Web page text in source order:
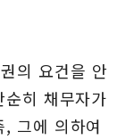
의 요건을 안
히 채무자가
그에 의하여